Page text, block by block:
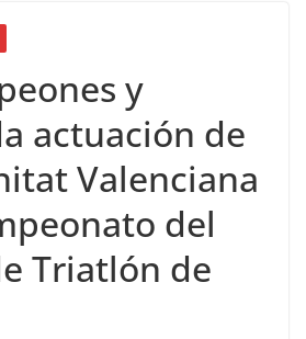
y
actuación de
Valenciana
del
Triatlón de